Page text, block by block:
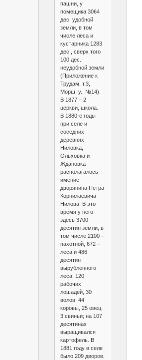
пашни, у
помещика 3064
дес. удобной
земли, в том
числе леса и
кустарника 1283
дес., сверх того
100 дес.
неудобной земли
(Приложение к
Трудам, т.3,
Морш. у., №14).
В 1877 – 2
церкви, школа.
В 1880-е годы
при селе и
соседних
деревнях
Ниловка,
Ольховка и
Ждановка
располагалось
имение
дворянина Петра
Корнилаевича
Нилова. В это
время у него
здесь 3700
десятин земли, в
том числе 2100 –
пахотной, 672 –
леса и 486
десятин
вырубленного
леса; 120
рабочих
лошадей, 30
волов, 44
коровы, 25 овец,
3 свиньи; на 107
десятинах
выращивался
картофель. В
1881 году в селе
было 209 дворов,